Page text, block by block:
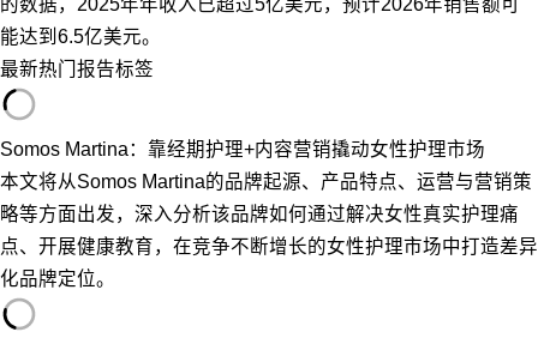
能达到6.5亿美元。
最新热门 报告标签
Somos Martina：靠经期护理+内容营销撬动女性护理市场
本文将从Somos Martina的品牌起源、产品特点、运营与营销策
略等方面出发，深入分析该品牌如何通过解决女性真实护理痛
点、开展健康教育，在竞争不断增长的女性护理市场中打造差异
化品牌定位。